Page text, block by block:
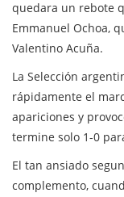
quedara un rebote
Emmanuel Ochoa,
Valentino Acuña.
La Selección
rápidamente el
apariciones y
termine solo 1-0
El tan ansiado
complemento,